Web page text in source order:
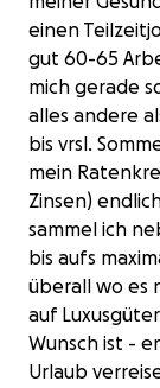
einen
gut 60-65
mich gerade
alles andere
bis vrsl.
mein
Zinsen)
sammel ich
bis aufs
überall wo es
auf
Wunsch ist -
Urlaub